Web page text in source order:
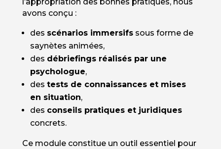
avons conçu :
des scénarios immersifssous forme de
saynètes animées,
des débriefings réalisés par une
psychologue,
des tests de connaissances et mises
en situation,
des conseils pratiques et juridiques
concrets.
Ce module constitue un outil essentiel pour